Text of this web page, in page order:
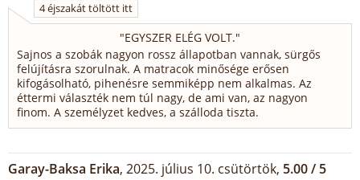
4 éjszakát töltött itt
"EGYSZER ELÉG VOLT."
Sajnos a szobák nagyon rossz állapotban vannak, sürgős
felújításra szorulnak. A matracok minősége erősen
kifogásolható, pihenésre semmiképp nem alkalmas. Az
éttermi választék nem túl nagy, de ami van, az nagyon
finom. A személyzet kedves, a szálloda tiszta.
Garay-Baksa Erika, 2025. július 10. csütörtök, 5.00 / 5